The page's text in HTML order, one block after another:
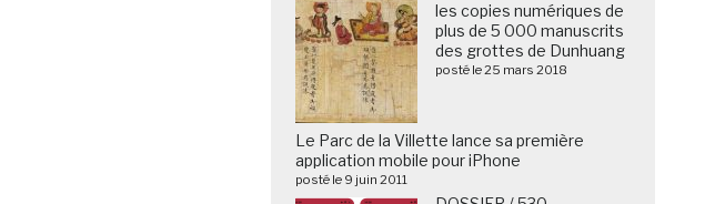
les copies numériques de
plus de 5 000 manuscrits
des grottes de Dunhuang
posté le 25 mars 2018
Le Parc de la Villette lance sa première
application mobile pour iPhone
posté le 9 juin 2011